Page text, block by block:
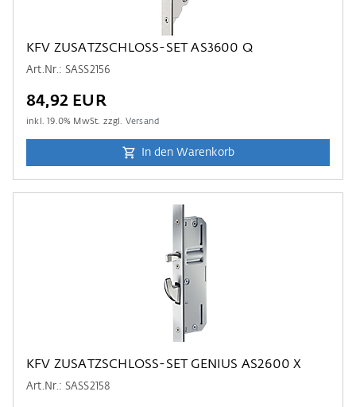
KFV ZUSATZSCHLOSS-SET AS3600 Q
Art.Nr.: SASS2156
84,92 EUR
inkl.19.0% MwSt. zzgl. Versand
In den Warenkorb
KFV ZUSATZSCHLOSS-SET GENIUS AS2600 X
Art.Nr.: SASS2158